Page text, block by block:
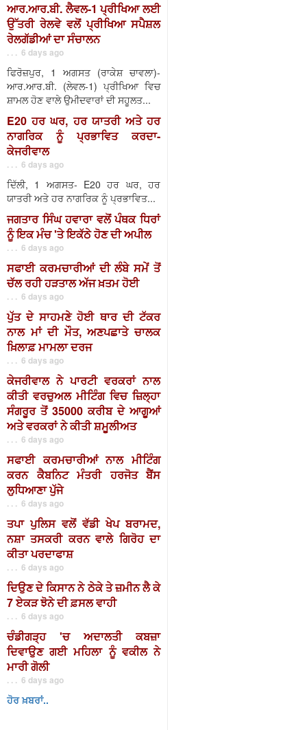
ਆਰ.ਆਰ.ਬੀ. ਲੈਵਲ-1 ਪ੍ਰੀਖਿਆ ਲਈ
ਉੱਤਰੀ ਰੇਲਵੇ ਵਲੋਂ ਪ੍ਰੀਖਿਆ ਸਪੈਸ਼ਲ
ਰੇਲਗੱਡੀਆਂ ਦਾ ਸੰਚਾਲਨ
. . . 6 days ago
ਫਿਰੋਜ਼ਪੁਰ, 1 ਅਗਸਤ (ਰਾਕੇਸ਼ ਚਾਵਲਾ)-
ਆਰ.ਆਰ.ਬੀ. (ਲੇਵਲ-1) ਪ੍ਰੀਖਿਆ ਵਿਚ
ਸ਼ਾਮਲ ਹੋਣ ਵਾਲੇ ਉਮੀਦਵਾਰਾਂ ਦੀ ਸਹੂਲਤ...
E20 ਹਰ ਘਰ, ਹਰ ਯਾਤਰੀ ਅਤੇ ਹਰ
ਨਾਗਰਿਕ ਨੂੰ ਪ੍ਰਭਾਵਿਤ ਕਰਦਾ-
ਕੇਜਰੀਵਾਲ
. . . 6 days ago
ਦਿੱਲੀ, 1 ਅਗਸਤ- E20 ਹਰ ਘਰ, ਹਰ
ਯਾਤਰੀ ਅਤੇ ਹਰ ਨਾਗਰਿਕ ਨੂੰ ਪ੍ਰਭਾਵਿਤ...
ਜਗਤਾਰ ਸਿੰਘ ਹਵਾਰਾ ਵਲੋਂ ਪੰਥਕ ਧਿਰਾਂ
ਨੂੰ ਇਕ ਮੰਚ 'ਤੇ ਇਕੱਠੇ ਹੋਣ ਦੀ ਅਪੀਲ
. . . 6 days ago
ਸਫਾਈ ਕਰਮਚਾਰੀਆਂ ਦੀ ਲੰਬੇ ਸਮੇਂ ਤੋਂ
ਚੱਲ ਰਹੀ ਹੜਤਾਲ ਅੱਜ ਖ਼ਤਮ ਹੋਈ
. . . 6 days ago
ਪੁੱਤ ਦੇ ਸਾਹਮਣੇ ਹੋਈ ਥਾਰ ਦੀ ਟੱਕਰ
ਨਾਲ ਮਾਂ ਦੀ ਮੌਤ, ਅਣਪਛਾਤੇ ਚਾਲਕ
ਖ਼ਿਲਾਫ਼ ਮਾਮਲਾ ਦਰਜ
. . . 6 days ago
ਕੇਜਰੀਵਾਲ ਨੇ ਪਾਰਟੀ ਵਰਕਰਾਂ ਨਾਲ
ਕੀਤੀ ਵਰਚੁਅਲ ਮੀਟਿੰਗ ਵਿਚ ਜ਼ਿਲ੍ਹਾ
ਸੰਗਰੂਰ ਤੋਂ 35000 ਕਰੀਬ ਦੇ ਆਗੂਆਂ
ਅਤੇ ਵਰਕਰਾਂ ਨੇ ਕੀਤੀ ਸ਼ਮੂਲੀਅਤ
. . . 6 days ago
ਸਫਾਈ ਕਰਮਚਾਰੀਆਂ ਨਾਲ ਮੀਟਿੰਗ
ਕਰਨ ਕੈਬਨਿਟ ਮੰਤਰੀ ਹਰਜੋਤ ਬੈਂਸ
ਲੁਧਿਆਣਾ ਪੁੱਜੇ
. . . 6 days ago
ਤਪਾ ਪੁਲਿਸ ਵਲੋਂ ਵੱਡੀ ਖੇਪ ਬਰਾਮਦ,
ਨਸ਼ਾ ਤਸਕਰੀ ਕਰਨ ਵਾਲੇ ਗਿਰੋਹ ਦਾ
ਕੀਤਾ ਪਰਦਾਫਾਸ਼
. . . 6 days ago
ਦਿਉਣ ਦੇ ਕਿਸਾਨ ਨੇ ਠੇਕੇ ਤੇ ਜ਼ਮੀਨ ਲੈ ਕੇ
7 ਏਕੜ ਝੋਨੇ ਦੀ ਫ਼ਸਲ ਵਾਹੀ
. . . 6 days ago
ਚੰਡੀਗੜ੍ਹ 'ਚ ਅਦਾਲਤੀ ਕਬਜ਼ਾ
ਦਿਵਾਉਣ ਗਈ ਮਹਿਲਾ ਨੂੰ ਵਕੀਲ ਨੇ
ਮਾਰੀ ਗੋਲੀ
. . . 6 days ago
ਹੋਰ ਖ਼ਬਰਾਂ..